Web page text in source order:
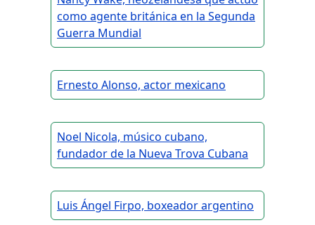
como agente británica en la Segunda
Guerra Mundial
Ernesto Alonso, actor mexicano
Noel Nicola, músico cubano,
fundador de la Nueva Trova Cubana
Luis Ángel Firpo, boxeador argentino